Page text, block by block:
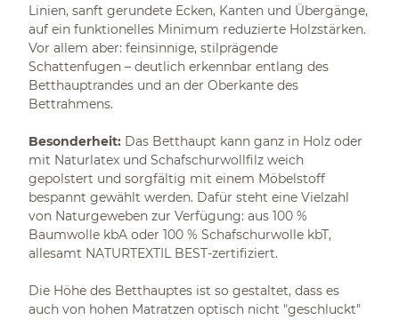
Linien, sanft gerundete Ecken, Kanten und Übergänge,
auf ein funktionelles Minimum reduzierte Holzstärken.
Vor allem aber: feinsinnige, stilprägende
Schattenfugen – deutlich erkennbar entlang des
Betthauptrandes und an der Oberkante des
Bettrahmens.
Besonderheit: Das Betthaupt kann ganz in Holz oder
mit Naturlatex und Schafschurwollfilz weich
gepolstert und sorgfältig mit einem Möbelstoff
bespannt gewählt werden. Dafür steht eine Vielzahl
von Naturgeweben zur Verfügung: aus 100 %
Baumwolle kbA oder 100 % Schafschurwolle kbT,
allesamt NATURTEXTIL BEST-zertifiziert.
Die Höhe des Betthauptes ist so gestaltet, dass es
auch von hohen Matratzen optisch nicht "geschluckt"